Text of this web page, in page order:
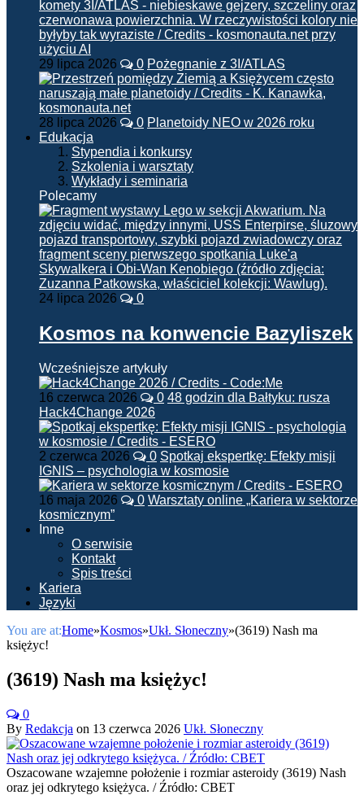
29 lipca 2026 0 Pożegnanie z 3I/ATLAS
28 lipca 2026 0 Planetoidy NEO w 2026 roku
Edukacja
Stypendia i konkursy
Szkolenia i warsztaty
Wykłady i seminaria
Polecamy
24 lipca 2026 0
Kosmos na konwencie Bazyliszek
Wcześniejsze artykuły
16 czerwca 2026 0 48 godzin dla Bałtyku: rusza
Hack4Change 2026
2 czerwca 2026 0 Spotkaj ekspertkę: Efekty misji
IGNIS – psychologia w kosmosie
16 maja 2026 0 Warsztaty online „Kariera w sektorze
kosmicznym”
Inne
O serwisie
Kontakt
Spis treści
Kariera
Języki
You are at:Home»Kosmos»Ukł. Słoneczny»(3619) Nash ma
księżyc!
(3619) Nash ma księżyc!
0
By Redakcja on 13 czerwca 2026 Ukł. Słoneczny
Oszacowane wzajemne położenie i rozmiar asteroidy (3619) Nash
oraz jej odkrytego księżyca. / Źródło: CBET